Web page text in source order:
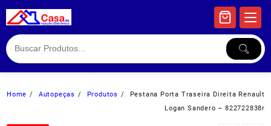
to
Home Autopeças Produtos
Pestana Porta Traseira Direita Renault
Logan Sandero – 822722838r